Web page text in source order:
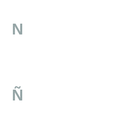
N
Ñ